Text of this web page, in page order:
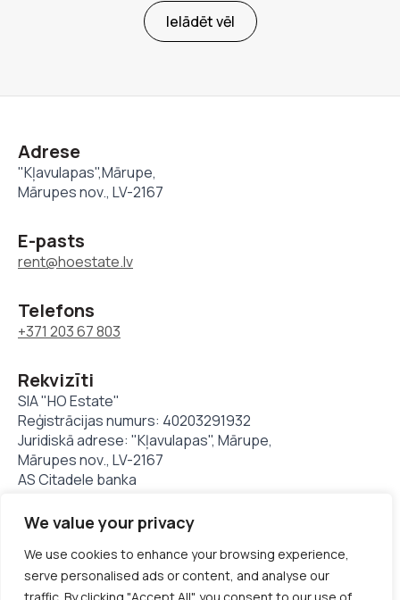
We value your privacy
We use cookies to enhance your browsing experience,
serve personalised ads or content, and analyse our
Ielādēt vēl
Adrese
"Kļavulapas",Mārupe,
Mārupes nov., LV-2167
E-pasts
rent@hoestate.lv
Telefons
+371 203 67 803
Rekvizīti
SIA "HO Estate"
Reģistrācijas numurs: 40203291932
Juridiskā adrese: "Kļavulapas", Mārupe,
Mārupes nov., LV-2167
AS Citadele banka
© Hoestate 1994 - 2025. Visas tiesības aizsargātas